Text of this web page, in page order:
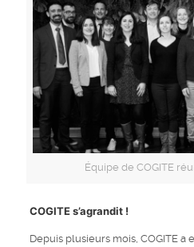
Équipe de COGITE
COGITE s’agrandit !
Depuis plusieurs mois, COGITE